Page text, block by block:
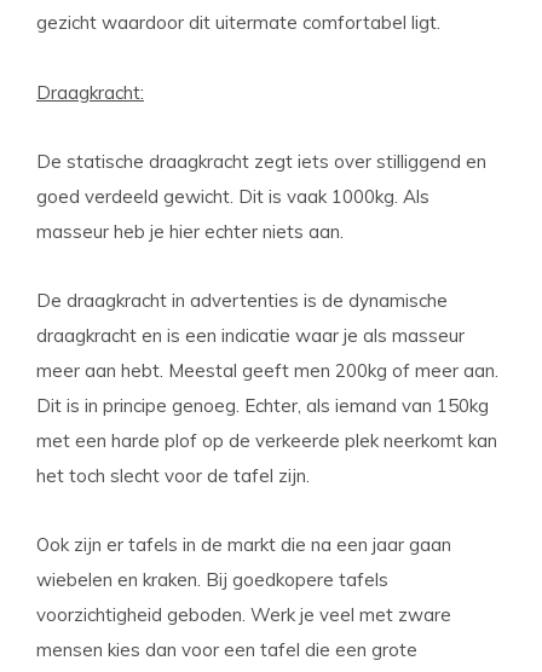
gezicht waardoor dit uitermate comfortabel ligt.
Draagkracht:
De statische draagkracht zegt iets over stilliggend en
goed verdeeld gewicht. Dit is vaak 1000kg. Als
masseur heb je hier echter niets aan.
De draagkracht in advertenties is de dynamische
draagkracht en is een indicatie waar je als masseur
meer aan hebt. Meestal geeft men 200kg of meer aan.
Dit is in principe genoeg. Echter, als iemand van 150kg
met een harde plof op de verkeerde plek neerkomt kan
het toch slecht voor de tafel zijn.
Ook zijn er tafels in de markt die na een jaar gaan
wiebelen en kraken. Bij goedkopere tafels
voorzichtigheid geboden. Werk je veel met zware
mensen kies dan voor een tafel die een grote